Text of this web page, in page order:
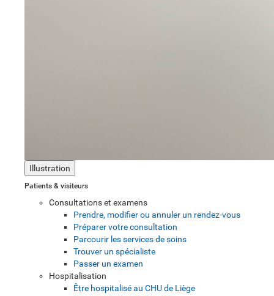
Illustration
Patients & visiteurs
Consultations et examens
Prendre, modifier ou annuler un rendez-vous
Préparer votre consultation
Parcourir les services de soins
Trouver un spécialiste
Passer un examen
Hospitalisation
Être hospitalisé au CHU de Liège